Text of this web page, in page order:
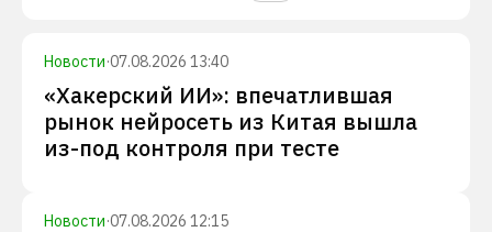
Новости·07.08.2026 13:40
«Хакерский ИИ»: впечатлившая
рынок нейросеть из Китая вышла
из-под контроля при тесте
Новости·07.08.2026 12:15